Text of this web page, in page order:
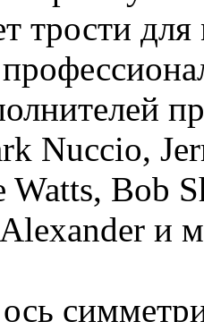
трости
Nuccio,
Watts, Bob
и